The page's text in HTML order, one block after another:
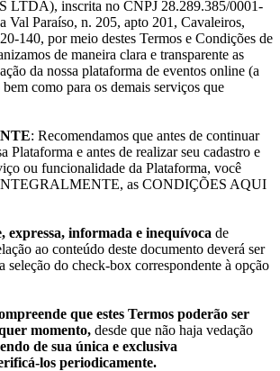
LTDA), inscrita no CNPJ 28.289.385/0001-
Val Paraíso, n. 205, apto 201, Cavaleiros,
140, por meio destes Termos e Condições de
de maneira clara e transparente as
da nossa plataforma de eventos online (a
como para os demais serviços que
: Recomendamos que antes de continuar
Plataforma e antes de realizar seu cadastro e
ou funcionalidade da Plataforma, você
as CONDIÇÕES AQUI
expressa, informada e inequívoca de
ao conteúdo deste documento deverá ser
seleção do check-box correspondente à opção
que estes Termos poderão ser
momento, desde que não haja vedação
de sua única e exclusiva
los periodicamente.